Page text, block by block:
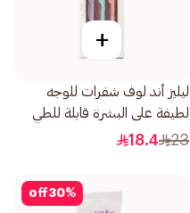
+
ليليز أند لوف شفرات للوجه
لطيفة على البشرة قابلة للطي
1صندوق
23
18.4
30%
off